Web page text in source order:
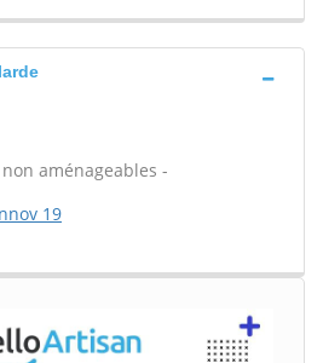
aménageables -
19